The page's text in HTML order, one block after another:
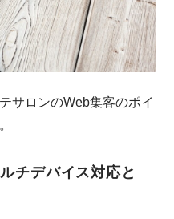
サロンのWeb集客のポイ
チデバイス対応と